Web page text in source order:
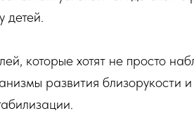
детей.
которые хотят не просто
развития близорукости